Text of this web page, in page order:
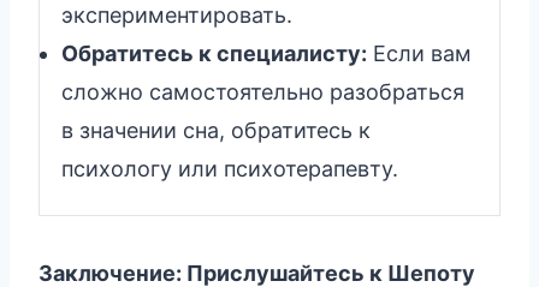
экспериментировать.
Обратитесь к специалисту: Если вам
сложно самостоятельно разобраться
в значении сна, обратитесь к
психологу или психотерапевту.
Заключение: Прислушайтесь к Шепоту